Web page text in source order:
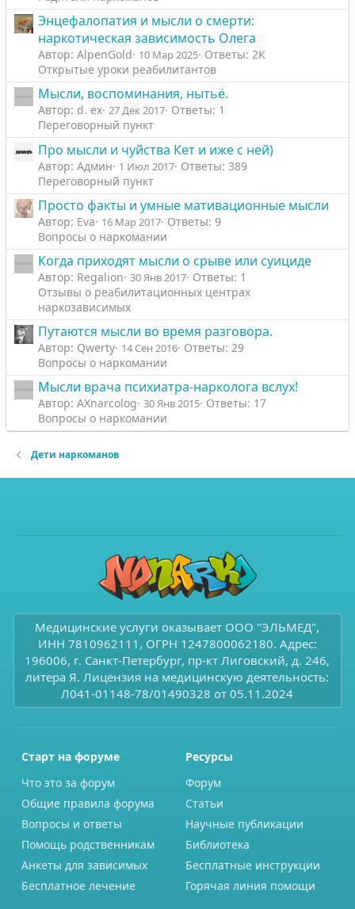
Энцефалопатия и мысли о смерти:
наркотическая зависимость Олега
Автор: AlpenGold 10 Мар 2025 Ответы: 2K
Открытые уроки реабилитантов
Мысли, воспоминания, нытьё.
Автор: d. ex 27 Дек 2017 Ответы: 1
Переговорный пункт
Про мысли и чуйства Кет и иже с ней)
Автор: Админ 1 Июл 2017 Ответы: 389
Переговорный пункт
Просто факты и умные мативационные мысли
Автор: Eva 16 Мар 2017 Ответы: 9
Вопросы о наркомании
Когда приходят мысли о срыве или суициде
Автор: Regalion 30 Янв 2017 Ответы: 1
Отзывы о реабилитационных центрах
наркозависимых
Путаются мысли во время разговора.
Автор: Qwerty 14 Сен 2016 Ответы: 29
Вопросы о наркомании
Мысли врача психиатра-нарколога вслух!
Автор: AXnarcolog 30 Янв 2015 Ответы: 17
Вопросы о наркомании
Дети наркоманов
Медицинские услуги оказывает ООО "ЭЛЬМЕД",
ИНН 7810962111, ОГРН 1247800062180. Адрес:
196006, г. Санкт-Петербург, пр-кт Лиговский, д. 246,
литера Я. Лицензия на медицинскую деятельность:
Л041-01148-78/01490328 от 05.11.2024
Старт на форуме
Что это за форум
Общие правила форума
Вопросы и ответы
Помощь родственникам
Анкеты для зависимых
Бесплатное лечение
Ресурсы
Форум
Статьи
Научные публикации
Библиотека
Бесплатные инструкции
Горячая линия помощи